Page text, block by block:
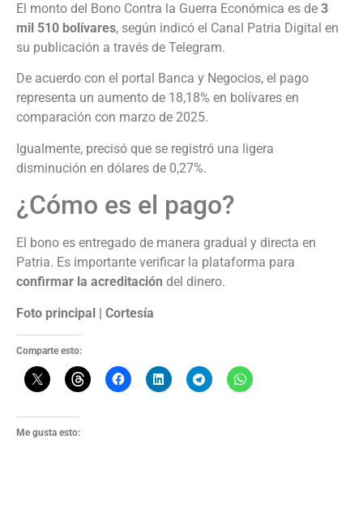
El monto del Bono Contra la Guerra Económica es de 3
mil 510 bolívares, según indicó el Canal Patria Digital en
su publicación a través de Telegram.
De acuerdo con el portal Banca y Negocios, el pago
representa un aumento de 18,18% en bolívares en
comparación con marzo de 2025.
Igualmente, precisó que se registró una ligera
disminución en dólares de 0,27%.
¿Cómo es el pago?
El bono es entregado de manera gradual y directa en
Patria. Es importante verificar la plataforma para
confirmar la acreditación del dinero.
Foto principal | Cortesía
Comparte esto:
Me gusta esto: